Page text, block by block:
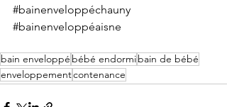
#bainenveloppéchauny
#bainenveloppéaisne
bain enveloppé bébé endormibain de bébé
enveloppementcontenance